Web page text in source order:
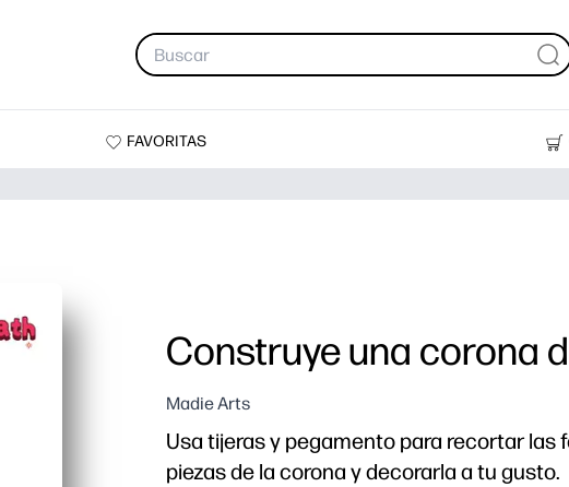
FAVORITAS
Construye una corona
Madie Arts
Usa tijeras y pegamento para recortar las
piezas de la corona y decorarla a tu gusto.